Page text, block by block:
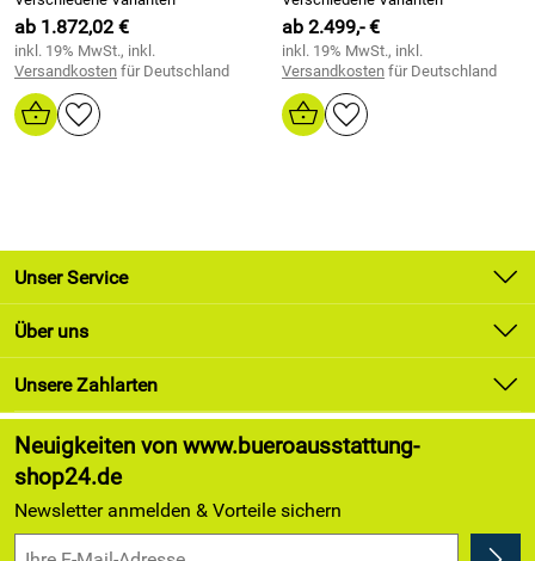
ab 1.872,02 €
inkl. 19% MwSt., inkl.
Versandkosten für Deutschland
ab 2.499,- €
inkl. 19% MwSt., inkl.
Versandkosten für Deutschland
Unser Service
Kontakt
Newsletter
Lieferung & Zahlung
Kundenlogin
Über uns
Unsere Bestseller
Marken
Angebote
Kundenbewertungen (174)
4,9/5*****
Unsere Zahlarten
Neuigkeiten von www.bueroausstattung-
shop24.de
Newsletter anmelden & Vorteile sichern